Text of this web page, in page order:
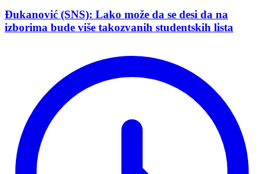
Đukanović (SNS): Lako može da se desi da na
izborima bude više takozvanih studentskih lista